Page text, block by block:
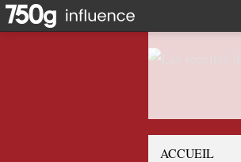
ACCUEIL